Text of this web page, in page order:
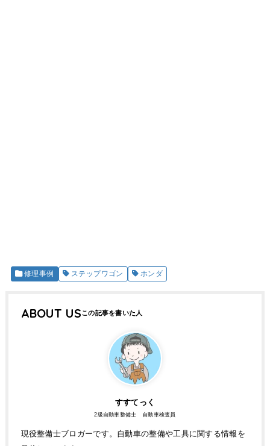
修理事例 ステップワゴン ホンダ
ABOUT US
すすてっく
2級自動車整備士 自動車検査員
現役整備士ブロガーです。自動車の整備や工具に関する情報を